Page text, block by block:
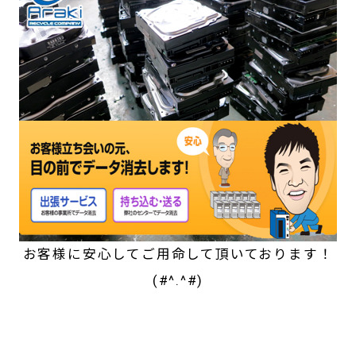
お客様に安心してご用命して頂いております！
(#^.^#)